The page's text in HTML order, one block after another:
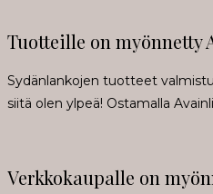
Tuotteille on
Sydänlankojen tuotteet
siitä olen ylpeä! Ostamalla
Verkkokaupalle on